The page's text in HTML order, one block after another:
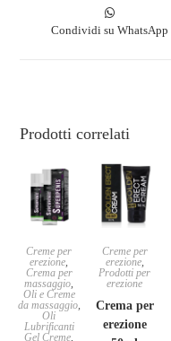
Condividi su WhatsApp
Prodotti correlati
Creme per
erezione,
Crema per
massaggio,
Oli e Creme
da massaggio,
Oli
Lubrificanti
Gel Creme,
Creme per
erezione,
Prodotti per
erezione
Crema per
erezione